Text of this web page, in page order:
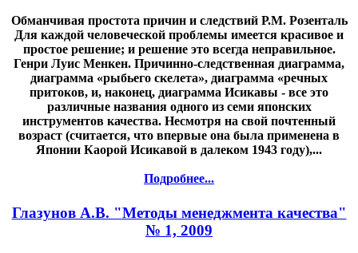
Обманчивая простота причин и следствий Р.М. Розенталь
Для каждой человеческой проблемы имеется красивое и
простое решение; и решение это всегда неправильное.
Генри Луис Менкен. Причинно-следственная диаграмма,
диаграмма «рыбьего скелета», диаграмма «речных
притоков, и, наконец, диаграмма Исикавы - все это
различные названия одного из семи японских
инструментов качества. Несмотря на свой почтенный
возраст (считается, что впервые она была применена в
Японии Каорой Исикавой в далеком 1943 году),...
Подробнее...
Глазунов А.В. "Методы менеджмента качества"
№ 1, 2009